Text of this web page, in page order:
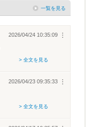
一覧を見る
︙
2026/04/24 10:35:09
> 全文を見る
︙
2026/04/23 09:35:33
> 全文を見る